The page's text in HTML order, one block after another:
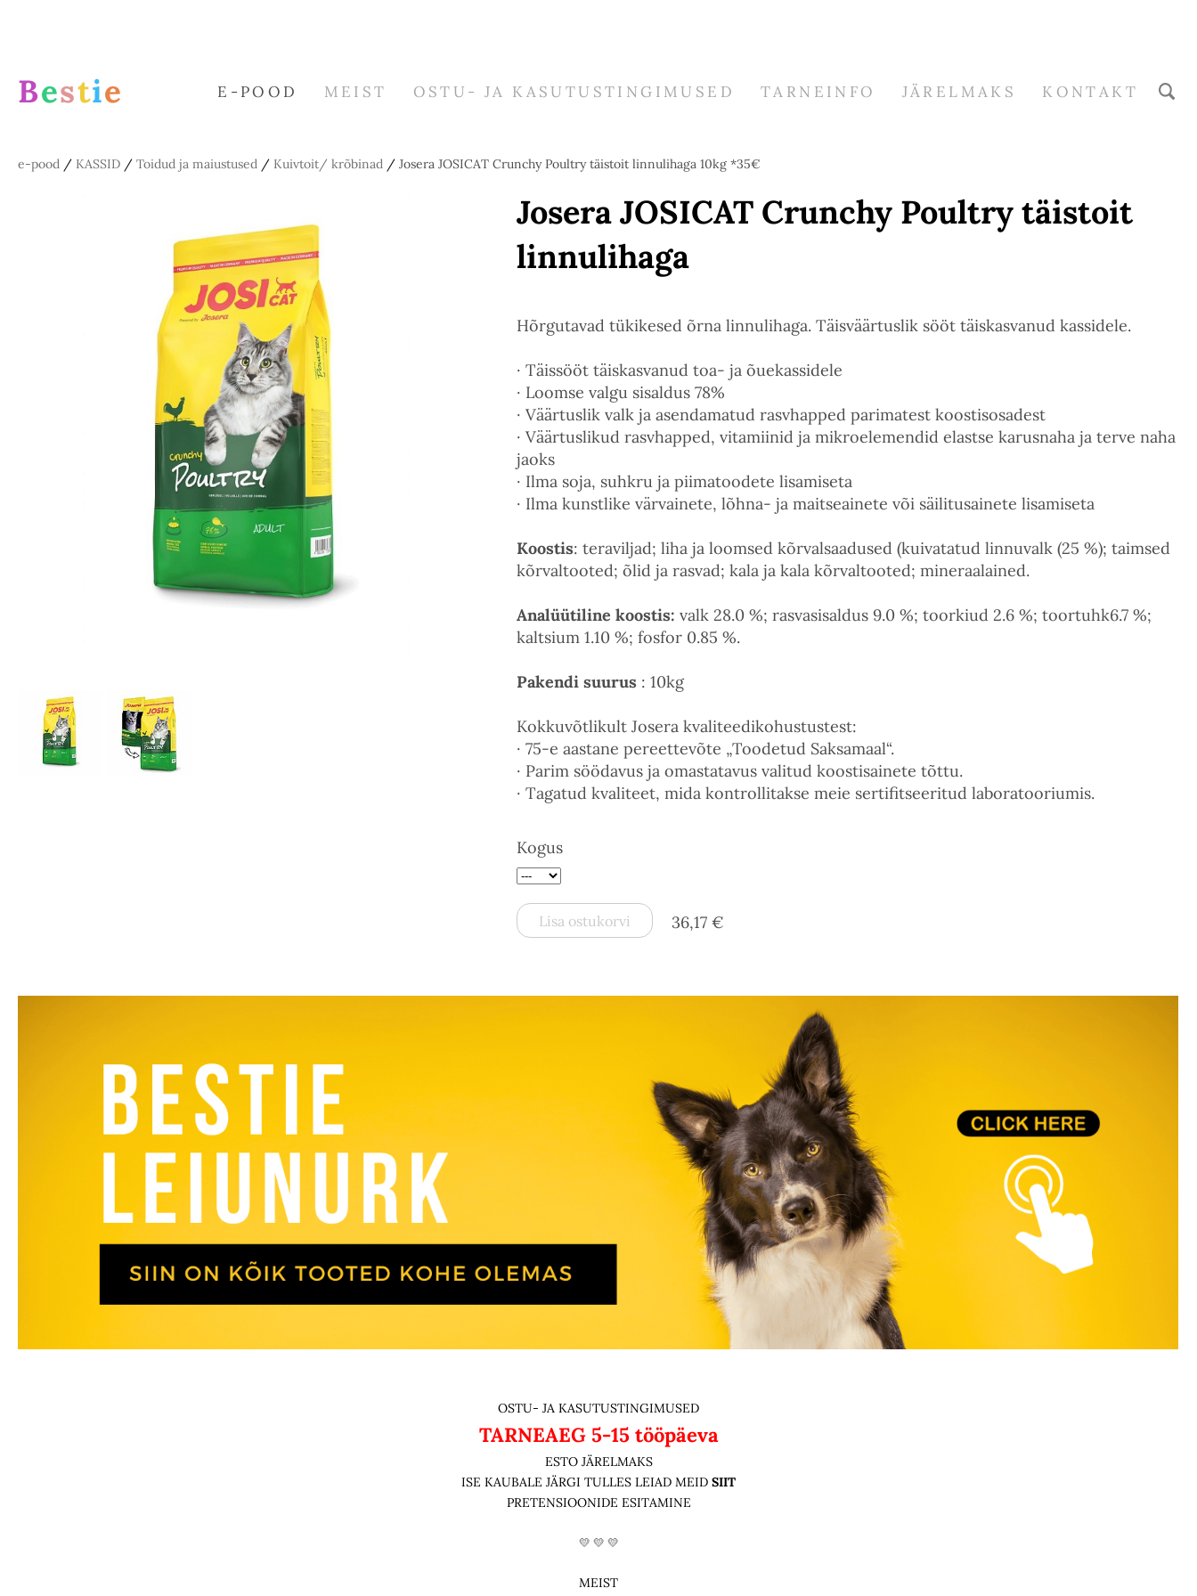
Bestie E-POOD MEIST OSTU- JA KASUTUSTINGIMUSED TARNEINFO JÄRELMAKS KONTAKT
e-pood / KASSID / Toidud ja maiustused / Kuivtoit/ krõbinad / Josera JOSICAT Crunchy Poultry täistoit linnulihaga 10kg *35€
Josera JOSICAT Crunchy Poultry täistoit
linnulihaga
Hõrgutavad tükikesed õrna linnulihaga. Täisväärtuslik sööt täiskasvanud kassidele.
· Täissööt täiskasvanud toa- ja õuekassidele
· Loomse valgu sisaldus 78%
· Väärtuslik valk ja asendamatud rasvhapped parimatest koostisosadest
· Väärtuslikud rasvhapped, vitamiinid ja mikroelemendid elastse karusnaha ja terve naha
jaoks
· Ilma soja, suhkru ja piimatoodete lisamiseta
· Ilma kunstlike värvainete, lõhna- ja maitseainete või säilitusainete lisamiseta
Koostis: teraviljad; liha ja loomsed kõrvalsaadused (kuivatatud linnuvalk (25 %); taimsed
kõrvaltooted; õlid ja rasvad; kala ja kala kõrvaltooted; mineraalained.
Analüütiline koostis: valk 28.0 %; rasvasisaldus 9.0 %; toorkiud 2.6 %; toortuhk6.7 %;
kaltsium 1.10 %; fosfor 0.85 %.
Pakendi suurus : 10kg
Kokkuvõtlikult Josera kvaliteedikohustustest:
· 75-e aastane pereettevõte „Toodetud Saksamaal“.
· Parim söödavus ja omastatavus valitud koostisainete tõttu.
· Tagatud kvaliteet, mida kontrollitakse meie sertifitseeritud laboratooriumis.
Kogus
Lisa ostukorvi 36,17 €
OSTU- JA KASUTUSTINGIMUSED
TARNEAEG 5-15 tööpäeva
ESTO JÄRELMAKS
ISE KAUBALE JÄRGI TULLES LEIAD MEID SIIT
PRETENSIOONIDE ESITAMINE
💛 💛 💛
MEIST